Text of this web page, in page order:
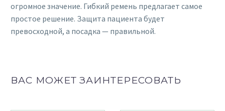
огромное значение. Гибкий ремень предлагает самое
простое решение. Защита пациента будет
превосходной, а посадка — правильной.
ВАС МОЖЕТ ЗАИНТЕРЕСОВАТЬ